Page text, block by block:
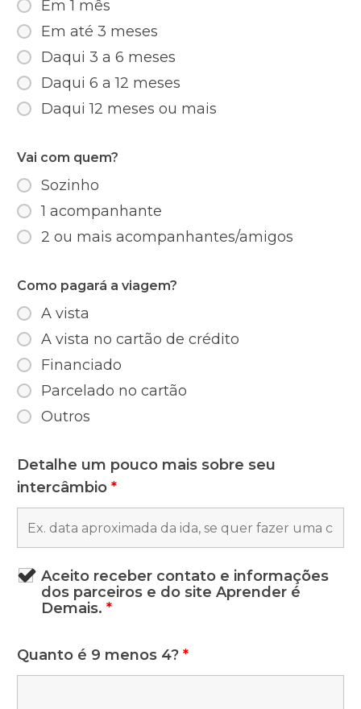
Em 1 mês
Em até 3 meses
Daqui 3 a 6 meses
Daqui 6 a 12 meses
Daqui 12 meses ou mais
Vai com quem?
Sozinho
1 acompanhante
2 ou mais acompanhantes/amigos
Como pagará a viagem?
A vista
A vista no cartão de crédito
Financiado
Parcelado no cartão
Outros
Detalhe um pouco mais sobre seu
intercâmbio *
Aceito receber contato e informações
dos parceiros e do site Aprender é
Demais. *
Quanto é 9 menos 4? *